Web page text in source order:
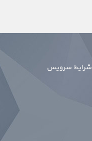
شرایط سرویس